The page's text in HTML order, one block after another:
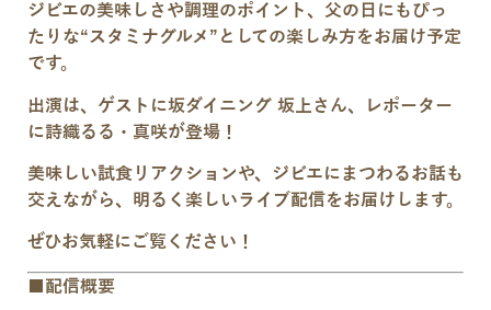
ジビエの美味しさや調理のポイント、父の日にもぴっ
たりな“スタミナグルメ”としての楽しみ方をお届け予定
です。
出演は、ゲストに坂ダイニング 坂上さん、レポーター
に詩織るる・真咲が登場！
美味しい試食リアクションや、ジビエにまつわるお話も
交えながら、明るく楽しいライブ配信をお届けします。
ぜひお気軽にご覧ください！
■配信概要